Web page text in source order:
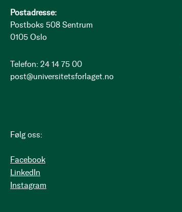
Postadresse:
Postboks 508 Sentrum
0105 Oslo
Telefon: 24 14 75 00
post@universitetsforlaget.no
Følg oss:
Facebook
LinkedIn
Instagram